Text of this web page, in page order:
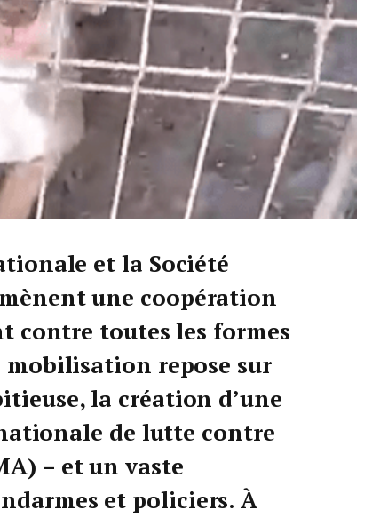
et la Société
une coopération
contre toutes les formes
repose sur
la création d’une
de lutte contre
– et un vaste
et policiers. À